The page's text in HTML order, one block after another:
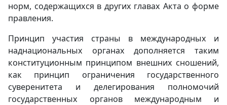
норм, содержащихся в других главах Акта о форме
правления.
Принцип участия страны в международных и
наднациональных органах дополняется таким
конституционным принципом внешних сношений,
как принцип ограничения государственного
суверенитета и делегирования полномочий
государственных органов международным и